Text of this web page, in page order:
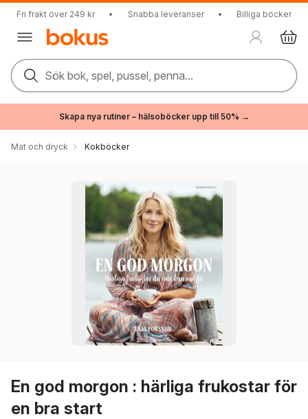
Fri frakt över 249 kr • Snabba leveranser • Billiga böcker
Sök bok, spel, pussel, penna...
Skapa nya rutiner – hälsoböcker upp till 50% →
Mat och dryck Kokböcker
En god morgon : härliga frukostar för
en bra start